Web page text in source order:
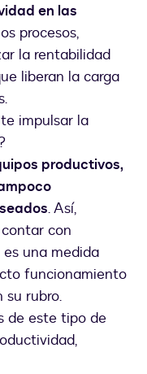
en las
procesos,
la rentabilidad
liberan la carga
impulsar la
productivos,
. Así,
con
una medida
funcionamiento
su rubro.
de este tipo de